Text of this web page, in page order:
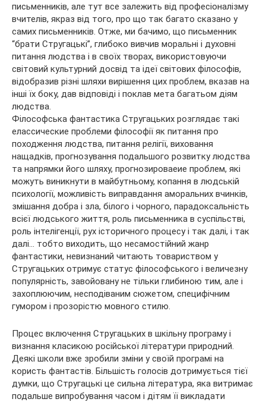
письменників, але тут все залежить від професіоналізму
вчителів, якраз від того, про що так багато сказано у
самих письменників. Отже, ми бачимо, що письменник
“брати Стругацькі”, глибоко вивчив моральні і духовні
питання людства і в своїх творах, використовуючи
світовий культурний досвід та ідеї світових філософів,
відобразив різні шляхи вирішення цих проблем, вказав на
інші їх боку, дав відповіді і поклав мета багатьом діям
людства.
Філософська фантастика Стругацьких розглядає такі
елассические проблеми філософії як питання про
походження людства, питання релігії, виховання
нащадків, прогнозування подальшого розвитку людства
та напрямки його шляху, прогнозироваеие проблем, які
можуть виникнути в майбутньому, копання в людській
психології, можливість виправдання аморальних вчинків,
змішання добра і зла, білого і чорного, парадоксальність
всієї людського життя, роль письменника в суспільстві,
роль інтелігенції, рух історичного процесу і так далі, і так
далі… тобто виходить, що несамостійний жанр
фантастики, невизнаний читають товариством у
Стругацьких отримує статус філософського і величезну
популярність, завойовану не тільки глибиною тим, але і
захоплюючим, несподіваним сюжетом, специфічним
гумором і прозорістю мовного стилю.
Процес включення Стругацьких в шкільну програму і
визнання класикою російської літератури природний.
Деякі школи вже зробили зміни у своїй програмі на
користь фантастів. Більшість голосів дотримується тієї
думки, що Стругацькі це сильна література, яка витримає
подальше випробування часом і дітям її викладати